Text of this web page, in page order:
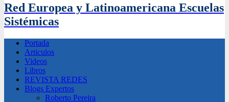
Red Europea y Latinoamericana Escuelas
Sistémicas
Portada
Articulos
Videos
Libros
REVISTA REDES
Blogs Expertos
Roberto Pereira